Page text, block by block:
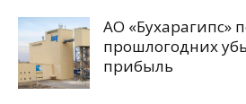
АО «Бухарагипс»
прошлогодних
прибыль